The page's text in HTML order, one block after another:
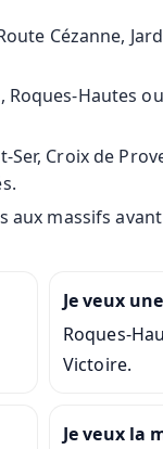
Cézanne,
Hautes
Croix de
aux massifs
Je veux
Roques-
Victoire.
Je veux la